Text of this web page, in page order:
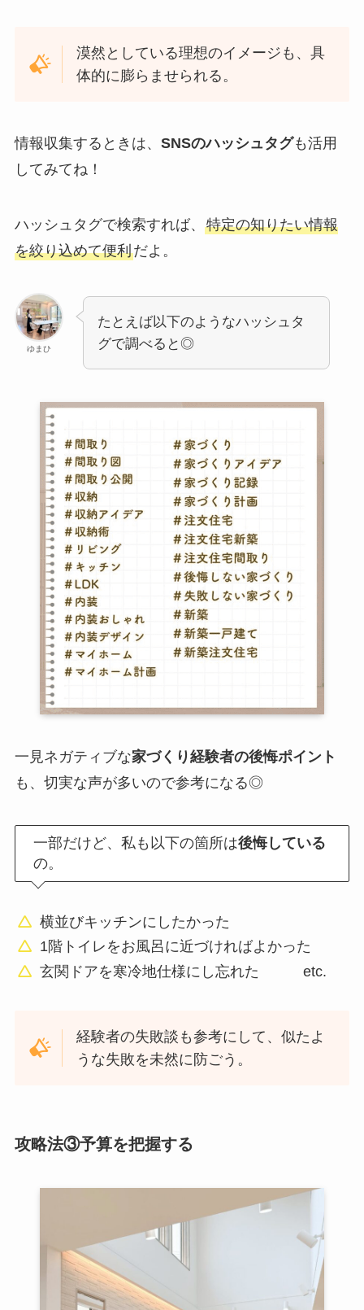
漠然としている理想のイメージも、具
体的に膨らませられる。
情報収集するときは、 SNSのハッシュタグも活用
してみてね！
ハッシュタグで検索すれば、 特定の知りたい情報
を絞り込めて便利だよ。
ゆまひ
たとえば以下のようなハッシュタ
グで調べると◎
一見ネガティブな家づくり経験者の後悔ポイント
も、切実な声が多いので参考になる◎
一部だけど、私も以下の箇所は後悔している
の。
横並びキッチンにしたかった
1階トイレをお風呂に近づければよかった
玄関ドアを寒冷地仕様にし忘れた etc.
経験者の失敗談も参考にして、似たよ
うな失敗を未然に防ごう。
攻略法③予算を把握する